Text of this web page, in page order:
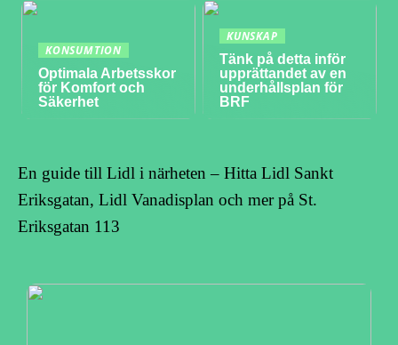
KONSUMTION
Optimala Arbetsskor
för Komfort och
Säkerhet
KUNSKAP
Tänk på detta inför
upprättandet av en
underhållsplan för
BRF
En guide till Lidl i närheten – Hitta Lidl Sankt
Eriksgatan, Lidl Vanadisplan och mer på St.
Eriksgatan 113